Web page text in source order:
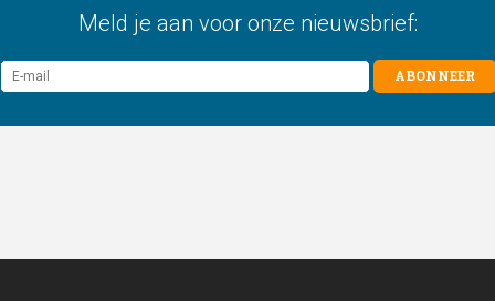
Meld je aan voor onze nieuwsbrief:
ABONNEER